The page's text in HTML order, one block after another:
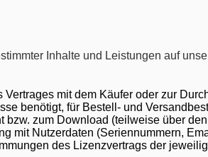
Inhalte und Leistungen auf
mit dem Käufer oder zur
benötigt, für Bestell- und
zum Download (teilweise über
mit Nutzerdaten (Seriennummern,
des Lizenzvertrags der